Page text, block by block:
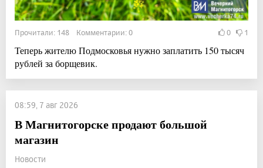
Прочитали: 148 Комментарии: 0 0 1
Теперь жителю Подмосковья нужно заплатить 150 тысяч
рублей за борщевик.
08:59, 7 авг 2026
В Магнитогорске продают большой
магазин
Новости